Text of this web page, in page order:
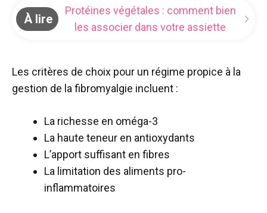
À lire
Protéines végétales : comment bien
les associer dans votre assiette
Les critères de choix pour un régime propice à la
gestion de la fibromyalgie incluent :
La richesse en oméga-3
La haute teneur en antioxydants
L’apport suffisant en fibres
La limitation des aliments pro-
inflammatoires